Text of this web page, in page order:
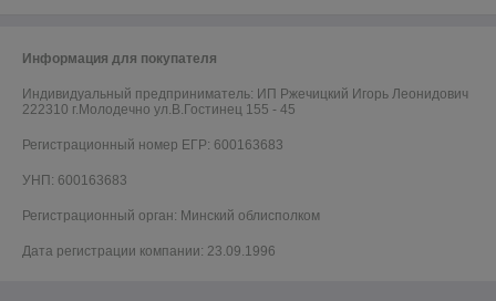
Информация для покупателя
Индивидуальный предприниматель: ИП Ржечицкий Игорь Леонидович
222310 г.Молодечно ул.В.Гостинец 155 - 45
Регистрационный номер ЕГР: 600163683
УНП: 600163683
Регистрационный орган: Минский облисполком
Дата регистрации компании: 23.09.1996